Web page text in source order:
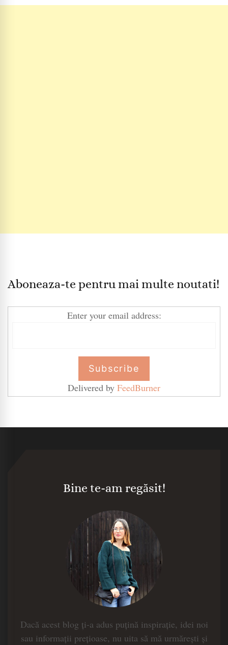
Aboneaza-te pentru mai multe noutati!
Enter your email address:
Delivered by FeedBurner
Bine te-am regăsit!
Dacă acest blog ți-a adus puțină inspirație, idei noi
sau informații prețioase, nu uita să mă urmărești și